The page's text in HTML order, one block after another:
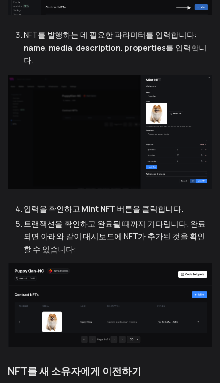
NFT를 발행하는 데 필요한 파라미터를 입력합니다:
name, media, description, properties를 입력합니
다.
입력을 확인하고 Mint NFT 버튼을 클릭합니다.
트랜잭션을 확인하고 완료될 때까지 기다립니다. 완료
되면 아래와 같이 대시보드에 NFT가 추가된 것을 확인
할 수 있습니다:
NFT를 새 소유자에게 이전하기